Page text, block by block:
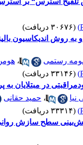
(۳۰۶۷۶ دریافت)
روش اندیکاسیون
رستمی ،
(۳۳۱۴۶ دریافت)
در مبتلایان
، حمید حقانی
(۳۳۳۱۴ دریافت)
سطح سازش روانی